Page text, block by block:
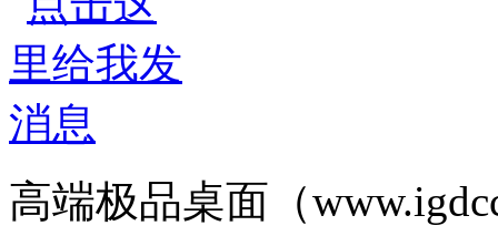
高端极品桌面（